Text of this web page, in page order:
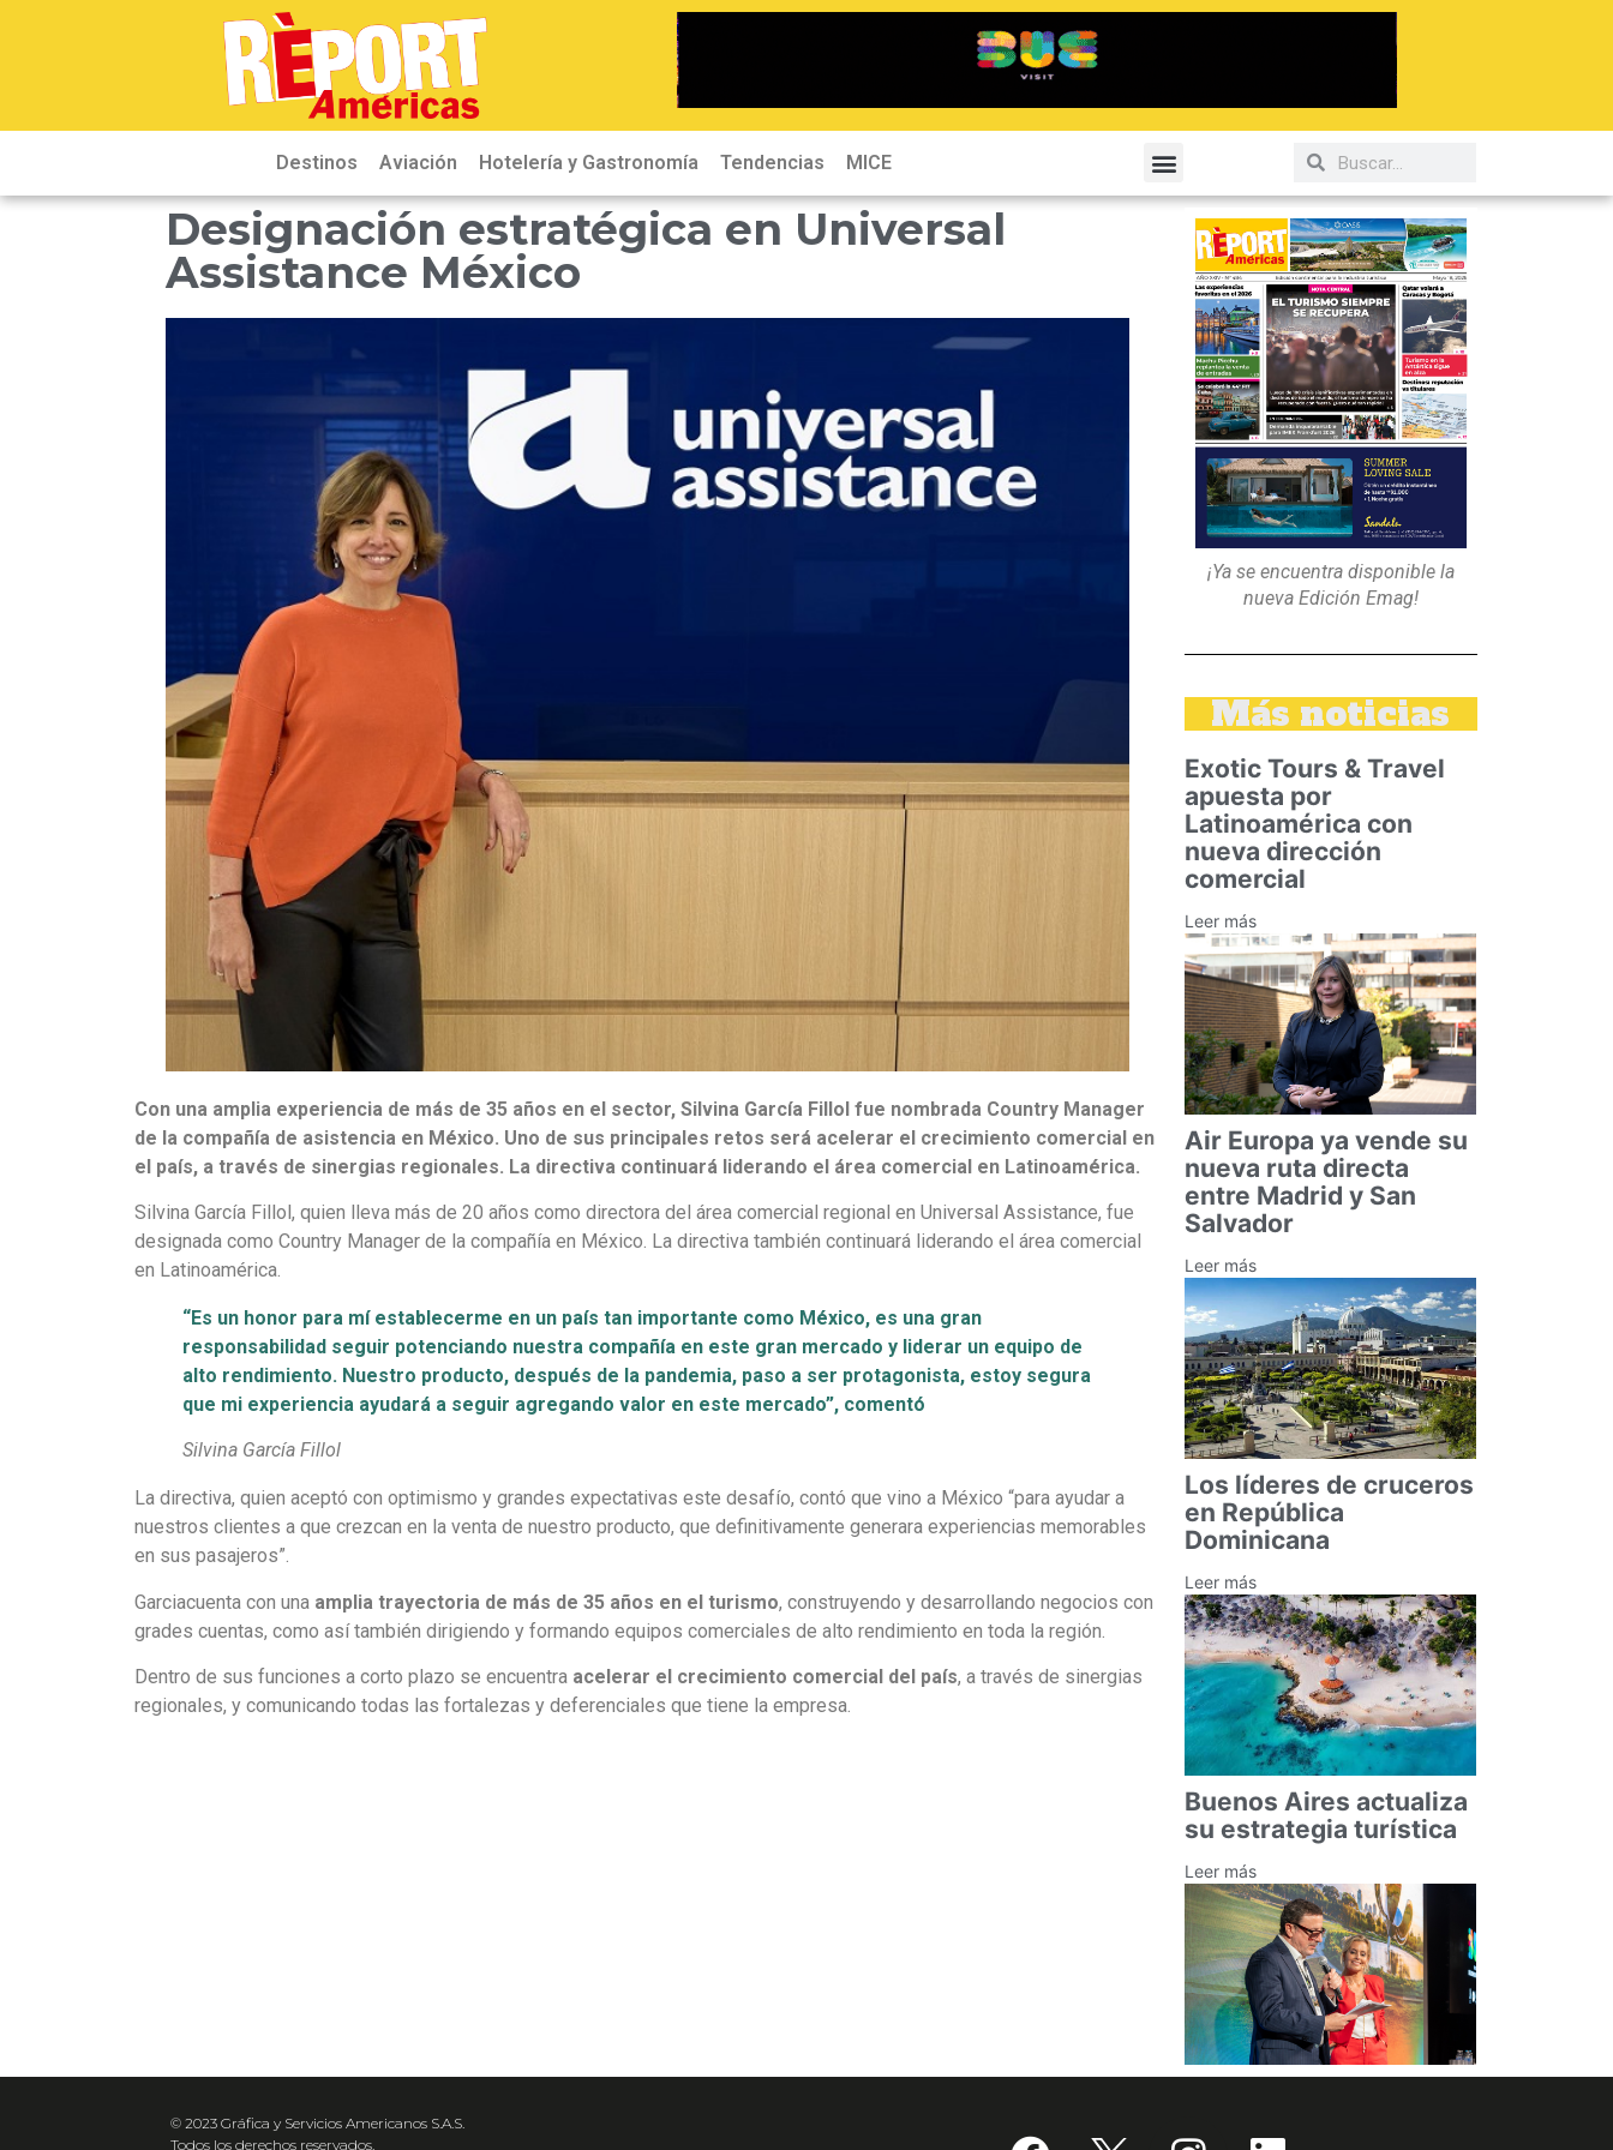
Destinos Aviación Hotelería y Gastronomía Tendencias MICE
Designación estratégica en Universal
Assistance México
Con una amplia experiencia de más de 35 años en el sector, Silvina García Fillol fue nombrada Country Manager
de la compañía de asistencia en México. Uno de sus principales retos será acelerar el crecimiento comercial en
el país, a través de sinergias regionales. La directiva continuará liderando el área comercial en Latinoamérica.
Silvina García Fillol, quien lleva más de 20 años como directora del área comercial regional en Universal Assistance, fue
designada como Country Manager de la compañía en México. La directiva también continuará liderando el área comercial
en Latinoamérica.
“Es un honor para mí establecerme en un país tan importante como México, es una gran
responsabilidad seguir potenciando nuestra compañía en este gran mercado y liderar un equipo de
alto rendimiento. Nuestro producto, después de la pandemia, paso a ser protagonista, estoy segura
que mi experiencia ayudará a seguir agregando valor en este mercado”, comentó
Silvina García Fillol
La directiva, quien aceptó con optimismo y grandes expectativas este desafío, contó que vino a México “para ayudar a
nuestros clientes a que crezcan en la venta de nuestro producto, que definitivamente generara experiencias memorables
en sus pasajeros”.
Garciacuenta con una amplia trayectoria de más de 35 años en el turismo, construyendo y desarrollando negocios con
grades cuentas, como así también dirigiendo y formando equipos comerciales de alto rendimiento en toda la región.
Dentro de sus funciones a corto plazo se encuentra acelerar el crecimiento comercial del país, a través de sinergias
regionales, y comunicando todas las fortalezas y deferenciales que tiene la empresa.
¡Ya se encuentra disponible la
nueva Edición Emag!
Más noticias
Exotic Tours & Travel
apuesta por
Latinoamérica con
nueva dirección
comercial
Leer más
Air Europa ya vende su
nueva ruta directa
entre Madrid y San
Salvador
Leer más
Los líderes de cruceros
en República
Dominicana
Leer más
Buenos Aires actualiza
su estrategia turística
Leer más
© 2023 Gráfica y Servicios Americanos S.A.S.
Todos los derechos reservados.